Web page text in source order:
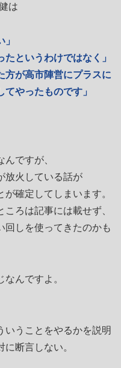
は
たというわけではなく」
方が高市陣営にプラスに
やったものです」
ですが、
放火している話が
確定してしまいます。
ろは記事には載せず、
回しを使ってきたのかも
んですよ。
いうことをやるかを説明
断言しない。